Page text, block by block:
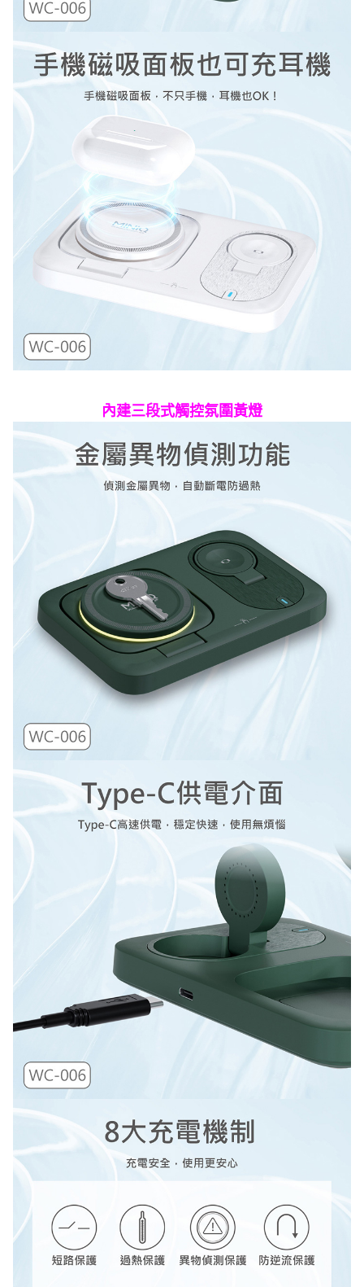
內建三段式觸控氛圍黃燈